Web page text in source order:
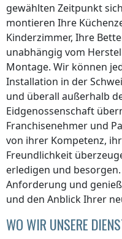
gewählten Zeitpunkt
montieren Ihre
Kinderzimmer, Ihre
unabhängig vom
Montage. Wir können
Installation in der
und überall außerhalb
Eidgenossenschaft
Franchisenehmer und
von ihrer Kompetenz,
Freundlichkeit
erledigen und
Anforderung und
und den Anblick Ihrer
WO WIR UNSERE